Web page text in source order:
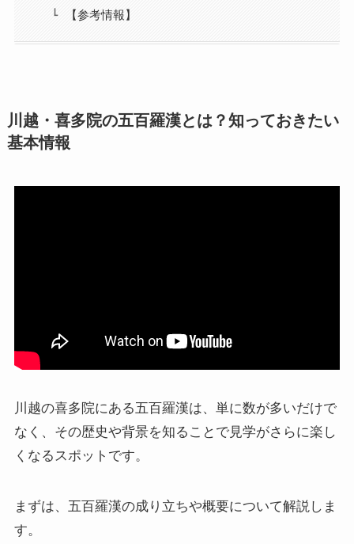
【参考情報】
川越・喜多院の五百羅漢とは？知っておきたい
基本情報
川越の喜多院にある五百羅漢は、単に数が多いだけで
なく、その歴史や背景を知ることで見学がさらに楽し
くなるスポットです。
まずは、五百羅漢の成り立ちや概要について解説しま
す。